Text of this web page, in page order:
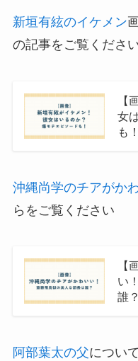
新垣有絃のイケメン
の記事をご覧ください
【
女
も！
沖縄尚学のチアがか
らをご覧ください
【
い
誰？
阿部葉太の父につい